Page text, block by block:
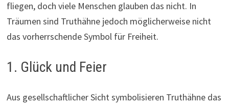
fliegen, doch viele Menschen glauben das nicht. In
Träumen sind Truthähne jedoch möglicherweise nicht
das vorherrschende Symbol für Freiheit.
1. Glück und Feier
Aus gesellschaftlicher Sicht symbolisieren Truthähne das